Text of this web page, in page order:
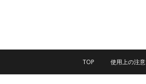
TOP 使用上の注意